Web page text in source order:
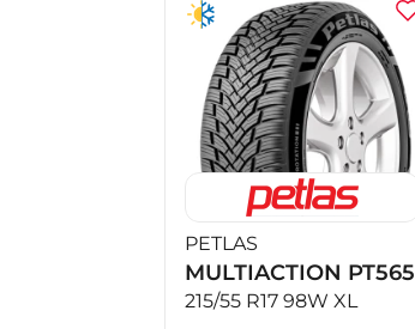
PETLAS
MULTIACTION PT565
215/55 R17 98W XL